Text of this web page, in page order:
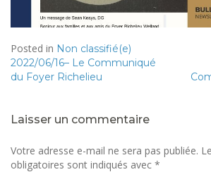
Posted in Non classifié(e)
Navigation
l’article
2022/06/16– Le Communiqué
du Foyer Richelieu
Laisser un commentaire
Votre adresse e-mail ne sera pas publiée.
obligatoires sont indiqués avec *